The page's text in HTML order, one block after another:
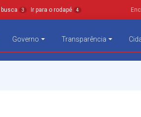
busca 3 Ir para o rodapé 4
Governo Transparência